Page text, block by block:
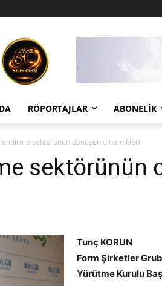
RÖPORTAJLAR ABONELIK
sektörünün dönüşen dinamikleri
sektörünün
Tunç KORUN
Form Şirketler
Yürütme Kurulu